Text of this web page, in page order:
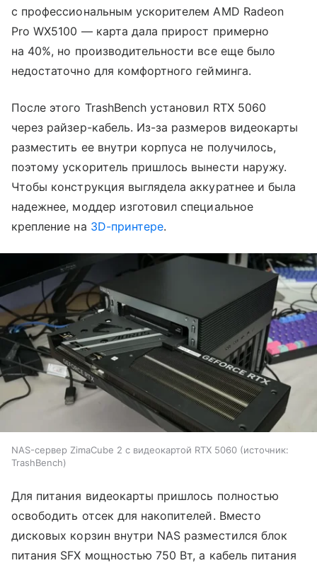
с профессиональным ускорителем AMD Radeon
Pro WX5100 — карта дала прирост примерно
на 40%, но производительности все еще было
недостаточно для комфортного гейминга.
После этого TrashBench установил RTX 5060
через райзер-кабель. Из-за размеров видеокарты
разместить ее внутри корпуса не получилось,
поэтому ускоритель пришлось вынести наружу.
Чтобы конструкция выглядела аккуратнее и была
надежнее, моддер изготовил специальное
крепление на 3D-принтере.
NAS-сервер ZimaCube 2 с видеокартой RTX 5060
источник:
TrashBench
Для питания видеокарты пришлось полностью
освободить отсек для накопителей. Вместо
дисковых корзин внутри NAS разместился блок
питания SFX мощностью 750 Вт, а кабель питания